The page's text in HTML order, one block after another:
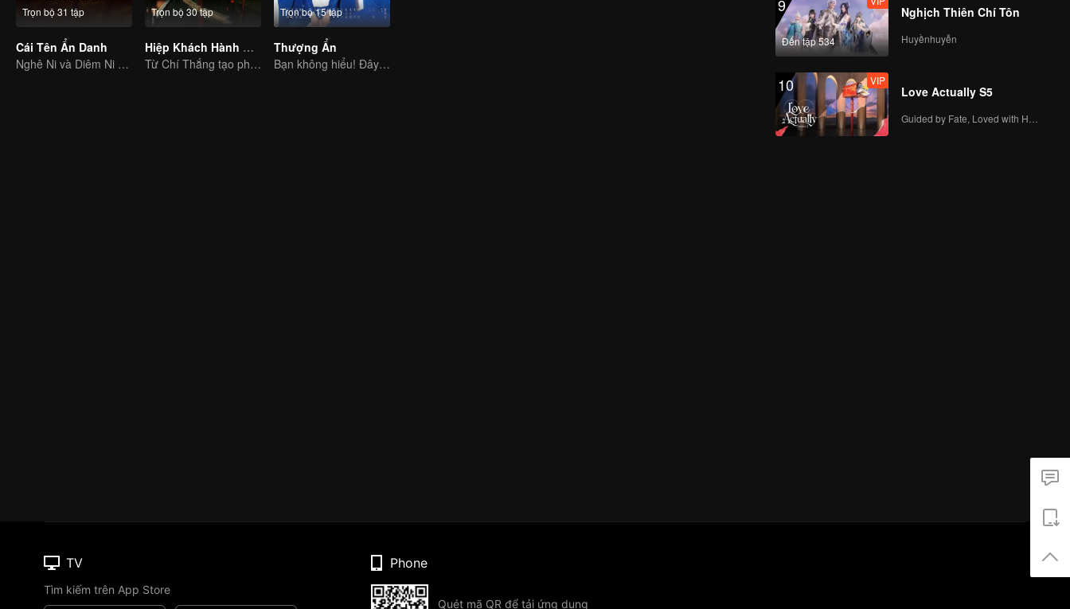
Trọn bộ 31 tập
Cái Tên Ẩn Danh
Nghê Ni và Diêm Ni phối hợp diễn xuất trong bộ phim trinh thám nữ quyền
Trọn bộ 30 tập
Hiệp Khách Hành Bất Thông
Từ Chí Thắng tạo phong ba tiếng cười trong giới võ lâm
Trọn bộ 15 tập
Thượng Ẩn
Bạn không hiểu! Đây cũng là tình yêu
9
Đến tập 534
Nghịch Thiên Chí Tôn
Huyềnhuyễn
10 VIP
Love Actually S5
TV
Tìm kiếm trên App Store
Phone
Quét mã QR để tải ứng dụng